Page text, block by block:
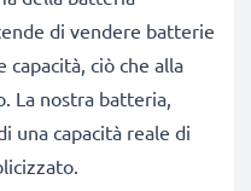
di vendere batterie
capacità, ciò che alla
La nostra batteria,
una capacità reale di